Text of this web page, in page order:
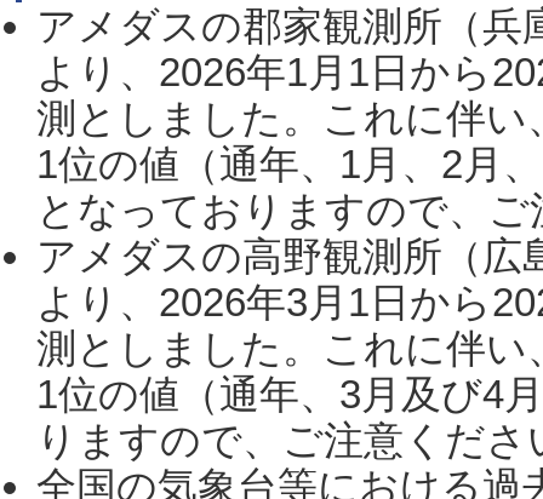
アメダスの郡家観測所（
より、2026年1月1日から
測としました。これに伴い
1位の値（通年、1月、2月
となっておりますので、
アメダスの高野観測所（
より、2026年3月1日から
測としました。これに伴い
1位の値（通年、3月及び4
りますので、ご注意くだ
全国の気象台等における過